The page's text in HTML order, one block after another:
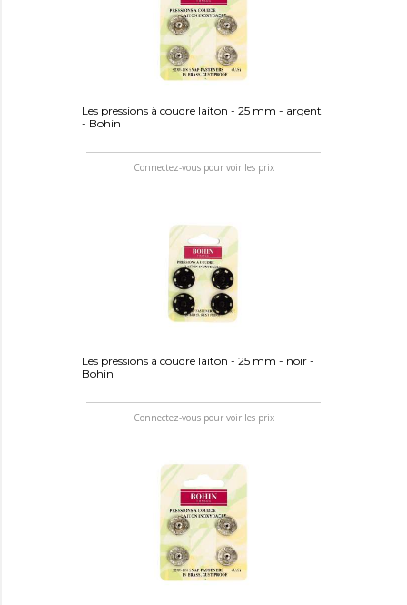
Les pressions à coudre laiton - 25 mm - argent
- Bohin
Connectez-vous pour voir les prix
Les pressions à coudre laiton - 25 mm - noir -
Bohin
Connectez-vous pour voir les prix